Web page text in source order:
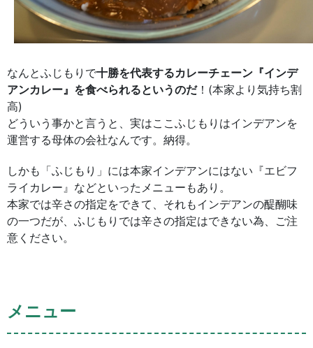
なんとふじもりで十勝を代表するカレーチェーン『インデ
アンカレー』を食べられるというのだ！(本家より気持ち割
高)
どういう事かと言うと、実はここふじもりはインデアンを
運営する母体の会社なんです。納得。
しかも「ふじもり」には本家インデアンにはない『エビフ
ライカレー』などといったメニューもあり。
本家では辛さの指定をできて、それもインデアンの醍醐味
の一つだが、ふじもりでは辛さの指定はできない為、ご注
意ください。
メニュー